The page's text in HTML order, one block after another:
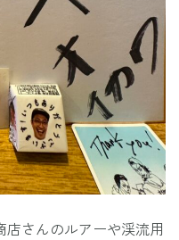
さんのルアーや渓流用